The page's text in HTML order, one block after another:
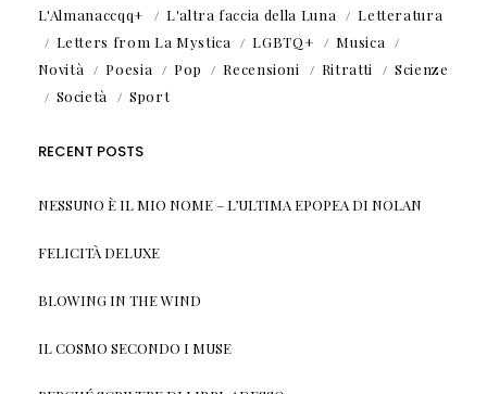
L'Almanaccqq+
L'altra faccia della Luna
Letteratura
Letters from La Mystica
LGBTQ+
Musica
Novità
Poesia Pop Recensioni Ritratti
Scienze
Società
Sport
RECENT POSTS
NESSUNO È IL MIO NOME – L’ULTIMA EPOPEA DI NOLAN
FELICITÀ DELUXE
BLOWING IN THE WIND
IL COSMO SECONDO I MUSE